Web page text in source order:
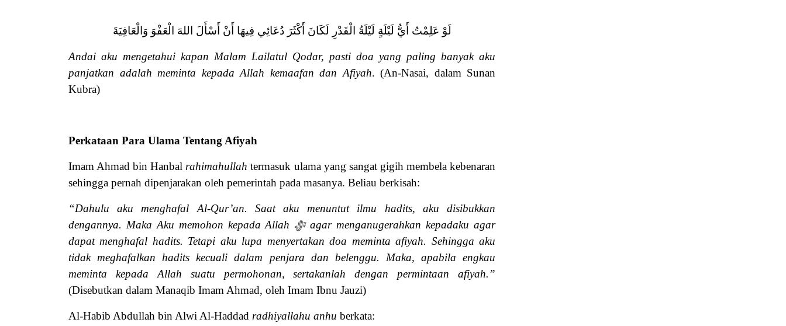
لَوْ ‌عَلِمْتُ ‌أَيُّ ‌لَيْلَةٍ ‌لَيْلَةُ ‌الْقَدْرِ ‌لَكَانَ ‌أَكْثَرَ دُعَائِي فِيهَا أَنْ أَسْأَلَ اللهَ الْعَفْوَ وَالْعَافِيَةَ
Andai aku mengetahui kapan Malam Lailatul Qodar, pasti doa yang paling banyak aku
panjatkan adalah meminta kepada Allah kemaafan dan Afiyah. (An-Nasai, dalam Sunan
Kubra)
Perkataan Para Ulama Tentang Afiyah
Imam Ahmad bin Hanbal rahimahullah termasuk ulama yang sangat gigih membela kebenaran
sehingga pernah dipenjarakan oleh pemerintah pada masanya. Beliau berkisah:
“Dahulu aku menghafal Al-Qur’an. Saat aku menuntut ilmu hadits, aku disibukkan
dengannya. Maka Aku memohon kepada Allah ﷻagar menganugerahkan kepadaku agar
dapat menghafal hadits. Tetapi aku lupa menyertakan doa meminta afiyah. Sehingga aku
tidak meghafalkan hadits kecuali dalam penjara dan belenggu. Maka, apabila engkau
meminta kepada Allah suatu permohonan, sertakanlah dengan permintaan afiyah.”
(Disebutkan dalam Manaqib Imam Ahmad, oleh Imam Ibnu Jauzi)
Al-Habib Abdullah bin Alwi Al-Haddad radhiyallahu anhu berkata: